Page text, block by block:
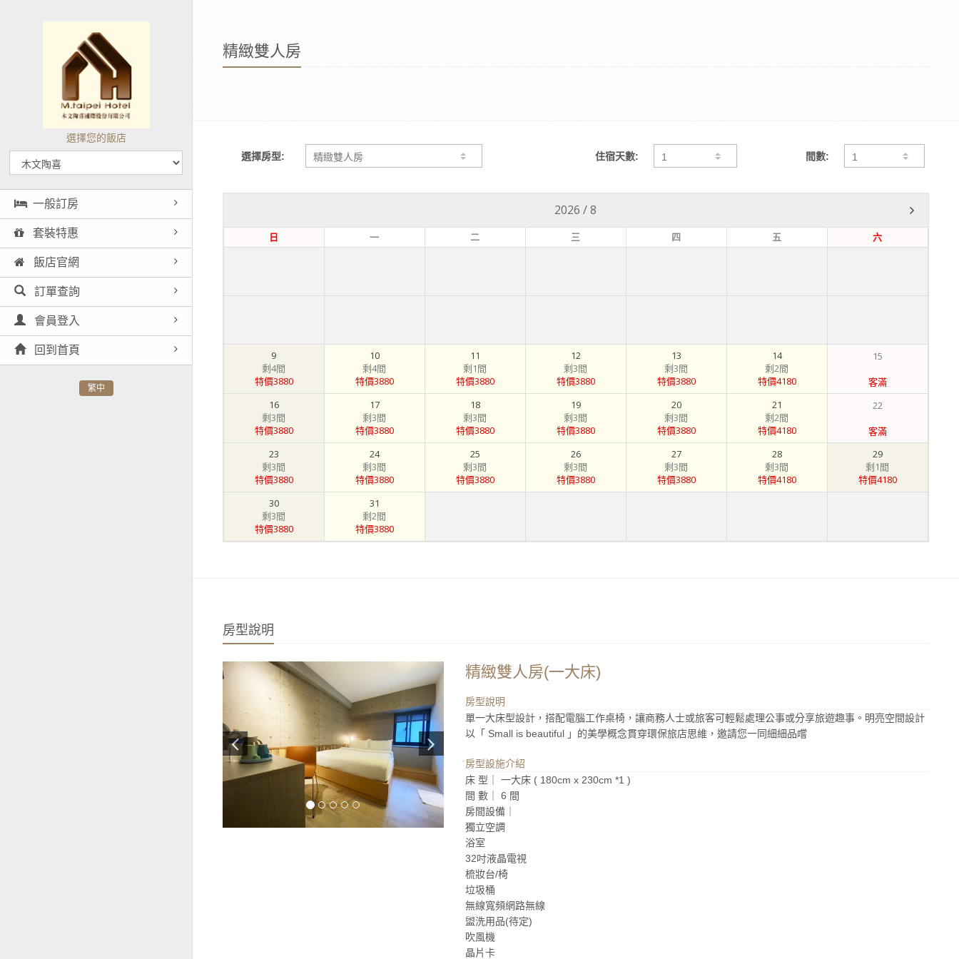
選擇您的飯店
一般訂房
套裝特惠
飯店官網
訂單查詢
會員登入
回到首頁
繁中
精緻雙人房
選擇房型: 住宿天數: 間數:
2026 /8
日 一 二 三 四 五 六
9
剩4間
特價3880
10
剩4間
特價3880
11
剩1間
特價3880
12
剩3間
特價3880
13
剩3間
特價3880
14
剩2間
特價4180
15
客滿
16
剩3間
特價3880
17
剩3間
特價3880
18
剩3間
特價3880
19
剩3間
特價3880
20
剩3間
特價3880
21
剩2間
特價4180
22
客滿
23
剩3間
特價3880
24
剩3間
特價3880
25
剩3間
特價3880
26
剩3間
特價3880
27
剩3間
特價3880
28
剩3間
特價4180
29
剩1間
特價4180
30
剩3間
特價3880
31
剩2間
特價3880
房型說明
精緻雙人房(一大床)
房型說明
單一大床型設計，搭配電腦工作桌椅，讓商務人士或旅客可輕鬆處理公事或分享旅遊趣事。明亮空間設計
以「 Small is beautiful 」的美學概念貫穿環保旅店思維，邀請您一同細細品嚐
房型設施介紹
床 型｜ 一大床 ( 180cm x 230cm *1 )
間 數｜ 6 間
房間設備｜
獨立空調
浴室
32吋液晶電視
梳妝台/椅
垃圾桶
無線寬頻網路無線
盥洗用品(待定)
吹風機
晶片卡